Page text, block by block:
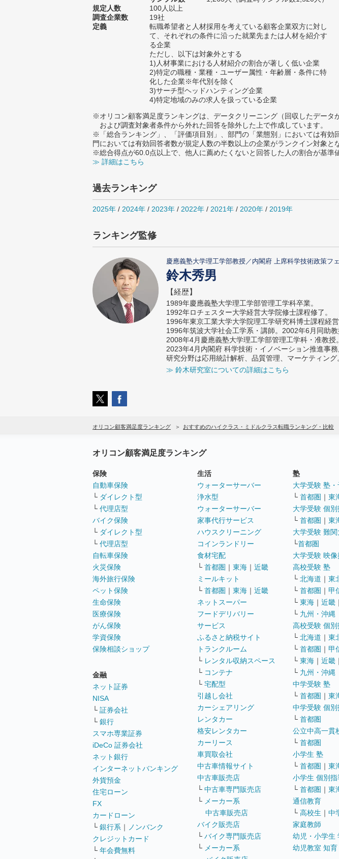
規定人数
100人以上
調査企業数
19社
定義
転職希望者と人材採用を考えている顧客企業双方に対し
て、それぞれの条件に沿った就業先または人材を紹介す
る企業
ただし、以下は対象外とする
1)人材事業における人材紹介の割合が著しく低い企業
2)特定の職種・業種・ユーザー属性・年齢層・条件に特
化した企業※年代別を除く
3)サーチ型ヘッドハンティング企業
4)特定地域のみの求人を扱っている企業
※オリコン顧客満足度ランキングは、データクリーニング（回収したデータ
および調査対象者条件から外れた回答を除外した上で作成しています。
※「総合ランキング」、「評価項目別」、部門の「業態別」においては有
門においては有効回答者数が規定人数の半数以上の企業がランクイン対象と
※総合得点が60.0点以上で、他人に薦めたくないと回答した人の割合が基準
≫ 詳細はこちら
過去ランキング
2025年 / 2024年 / 2023年 / 2022年 / 2021年 / 2020年 / 2019年
ランキング監修
慶應義塾大学理工学部教授／内閣府 上席科学技術政策フ
鈴木秀男
【経歴】
1989年慶應義塾大学理工学部管理工学科卒業。
1992年ロチェスター大学経営大学院修士課程修了。
1996年東京工業大学大学院理工学研究科博士課程経
1996年筑波大学社会工学系・講師。2002年6月同助教
2008年4月慶應義塾大学理工学部管理工学科・准教授
2023年4月内閣府 科学技術・イノベーション推進事
研究分野は応用統計解析、品質管理、マーケティング
≫ 鈴木研究室についての詳細はこちら
オリコン顧客満足度ランキング おすすめのハイクラス・ミドルクラス転職ランキング・比較
オリコン顧客満足度ランキング
保険
自動車保険
└ ダイレクト型
└ 代理店型
バイク保険
└ ダイレクト型
└ 代理店型
自転車保険
火災保険
海外旅行保険
ペット保険
生命保険
医療保険
がん保険
学資保険
保険相談ショップ
金融
ネット証券
NISA
└ 証券会社
└ 銀行
スマホ専業証券
iDeCo 証券会社
ネット銀行
インターネットバンキング
外貨預金
住宅ローン
FX
カードローン
└ 銀行系 ｜ ノンバンク
クレジットカード
└ 年会費無料
生活
ウォーターサーバー
浄水型
ウォーターサーバー
家事代行サービス
ハウスクリーニング
コインランドリー
食材宅配
└ 首都圏 ｜ 東海 ｜ 近畿
ミールキット
└ 首都圏 ｜ 東海 ｜ 近畿
ネットスーパー
フードデリバリー
サービス
ふるさと納税サイト
トランクルーム
└ レンタル収納スペース
└ コンテナ
└ 宅配型
引越し会社
カーシェアリング
レンタカー
格安レンタカー
カーリース
車買取会社
中古車情報サイト
中古車販売店
└ 中古車専門販売店
└ メーカー系
中古車販売店
バイク販売店
└ バイク専門販売店
└ メーカー系
塾
大学受験 塾
└ 首都圏 ｜ 東
大学受験 個
└ 首都圏 ｜ 東
大学受験 難
└首都圏
大学受験 映
高校受験 塾
└ 北海道 ｜ 東
└ 首都圏 ｜ 甲
└ 東海 ｜ 近畿 ｜
└ 九州・沖縄
高校受験 個
└ 北海道 ｜ 東
└ 首都圏 ｜ 甲
└ 東海 ｜ 近畿 ｜
└ 九州・沖縄
中学受験 塾
└ 首都圏 ｜ 東
中学受験 個
└ 首都圏
公立中高一貫
└ 首都圏
小学生 塾
└ 首都圏 ｜ 東
小学生 個別指
└ 首都圏 ｜ 東
通信教育
└ 高校生 ｜ 中
家庭教師
幼児・小学生
幼児教室 知育